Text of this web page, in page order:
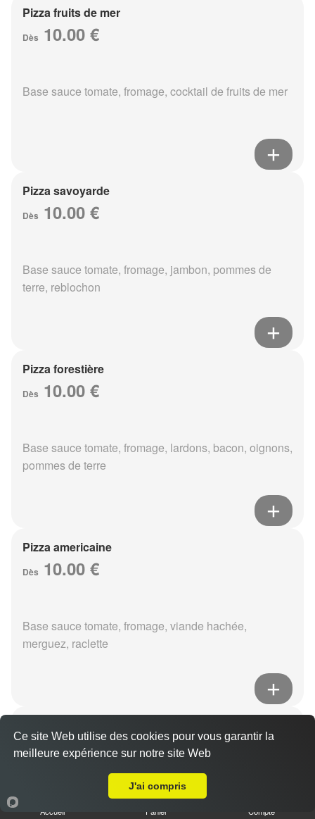
Pizza fruits de mer
Dès 10.00 €
Base sauce tomate, fromage, cocktail de fruits de mer
Pizza savoyarde
Dès 10.00 €
Base sauce tomate, fromage, jambon, pommes de
terre, reblochon
Pizza forestière
Dès 10.00 €
Base sauce tomate, fromage, lardons, bacon, oignons,
pommes de terre
Pizza americaine
Dès 10.00 €
Base sauce tomate, fromage, viande hachée,
merguez, raclette
Dès10.00 €
Base sauce tomate, fromage, viande hachée, boursin,
Accueil Panier Compte
Ce site Web utilise des cookies pour vous garantir la
meilleure expérience sur notre site Web
J'ai compris